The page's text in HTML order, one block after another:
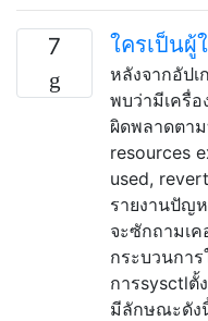
7 ใครเป็นผู้
หลังจากอัปเ
พบว่ามีเครื่
ผิดพลาดตา
resources
used,
รายงานปัญ
จะซักถามเ
กระบวนกา
การsysctlตั้
มีลักษณะดัง